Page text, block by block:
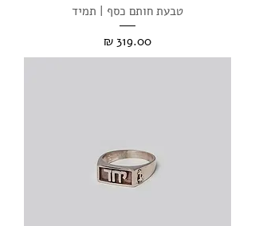
טבעת חותם כסף | תמיד
מחיר